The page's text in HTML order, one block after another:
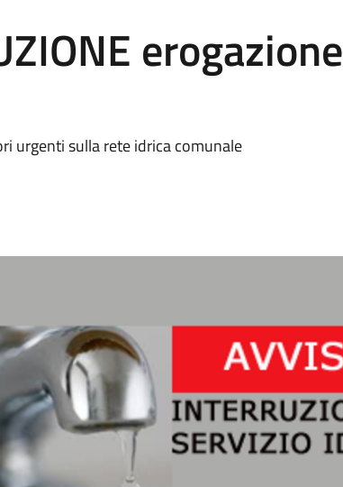
erogazione
urgenti sulla rete idrica comunale